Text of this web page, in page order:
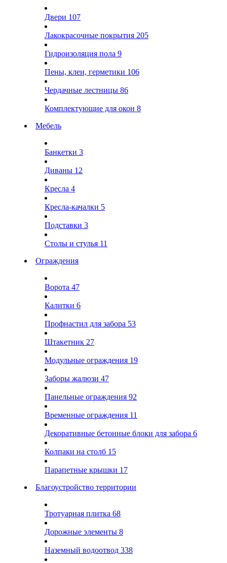
Двери 107
Лакокрасочные покрытия 205
Гидроизоляция пола 9
Пены, клеи, герметики 106
Чердачные лестницы 86
Комплектующие для окон 8
Мебель
Банкетки 3
Диваны 12
Кресла 4
Кресла-качалки 5
Подставки 3
Столы и стулья 11
Ограждения
Ворота 47
Калитки 6
Профнастил для забора 53
Штакетник 27
Модульные ограждения 19
Заборы жалюзи 47
Панельные ограждения 92
Временные ограждения 11
Декоративные бетонные блоки для забора 6
Колпаки на столб 15
Парапетные крышки 17
Благоустройство территории
Тротуарная плитка 68
Дорожные элементы 8
Наземный водоотвод 338